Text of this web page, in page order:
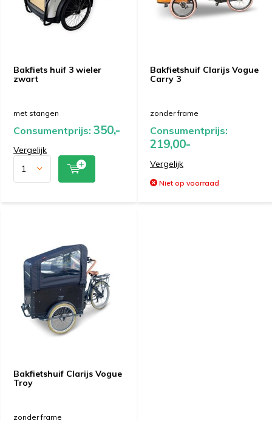
Bakfiets huif 3 wieler
zwart
met stangen
Consumentprijs: 350,-
Vergelijk
Bakfietshuif Clarijs Vogue
Carry 3
zonder frame
Consumentprijs:
219,00-
Vergelijk
Niet op voorraad
Bakfietshuif Clarijs Vogue
Troy
zonder frame